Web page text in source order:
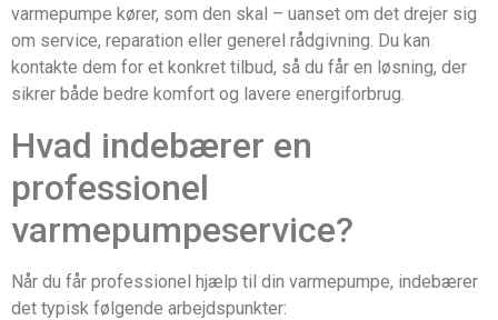
varmepumpe kører, som den skal – uanset om det drejer sig
om service, reparation eller generel rådgivning. Du kan
kontakte dem for et konkret tilbud, så du får en løsning, der
sikrer både bedre komfort og lavere energiforbrug.
Hvad indebærer en
professionel
varmepumpeservice?
Når du får professionel hjælp til din varmepumpe, indebærer
det typisk følgende arbejdspunkter: